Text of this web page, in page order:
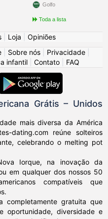
Golfo
Toda a lista
Loja
Opiniões
Sobre nós Privacidade
infantil Contato FAQ
Grátis – Unidos
mais diversa da América
dating.com reúne solteiros
celebrando o melting pot
Iorque, na inovação da
em qualquer dos nossos 50
compatíveis que
completamente gratuita que
oportunidade, diversidade e